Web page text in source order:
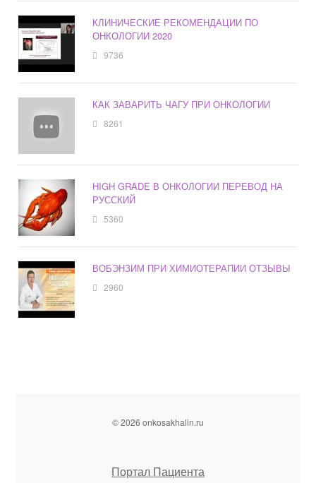
КЛИНИЧЕСКИЕ РЕКОМЕНДАЦИИ ПО
ОНКОЛОГИИ 2020
9736
КАК ЗАВАРИТЬ ЧАГУ ПРИ ОНКОЛОГИИ
8261
HIGH GRADE В ОНКОЛОГИИ ПЕРЕВОД НА
РУССКИЙ
5360
ВОБЭНЗИМ ПРИ ХИМИОТЕРАПИИ ОТЗЫВЫ
2960
© 2026 onkosakhalin.ru
Портал Пациента